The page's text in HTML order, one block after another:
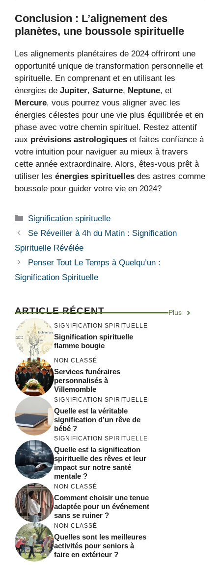
Conclusion : L’alignement des
planètes, une boussole spirituelle
Les alignements planétaires de 2024 offriront une
opportunité unique de transformation personnelle et
spirituelle. En comprenant et en utilisant les
énergies de Jupiter, Saturne, Neptune, et
Mercure, vous pourrez vous aligner avec les
énergies célestes pour une vie plus équilibrée et en
phase avec votre chemin spirituel. Restez attentif
aux prévisions astrologiques et faites confiance à
votre intuition pour naviguer au mieux à travers
cette année extraordinaire. Alors, êtes-vous prêt à
utiliser les énergies spirituelles des astres comme
boussole pour guider votre vie en 2024?
Catégories
Signification spirituelle
Se Réveiller à 4h du Matin : Signification
Spirituelle Révélée
Penser Tout Le Temps à Quelqu’un :
Signification Spirituelle
ARTICLE RÉCENT Plus
SIGNIFICATION SPIRITUELLE
Signification spirituelle
flamme bougie
NON CLASSÉ
Services funéraires
personnalisés à
Villemomble
SIGNIFICATION SPIRITUELLE
Quelle est la véritable
signification d’un rêve de
bébé ?
SIGNIFICATION SPIRITUELLE
Quelle est la signification
spirituelle des rêves et leur
impact sur notre santé
mentale ?
NON CLASSÉ
Comment choisir une tenue
adaptée pour un événement
sans se ruiner ?
NON CLASSÉ
Quelles sont les meilleures
activités pour seniors à
faire en extérieur ?